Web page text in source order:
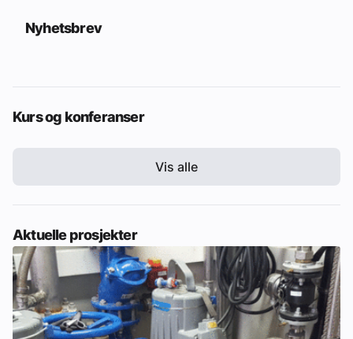
Nyhetsbrev
Kurs og konferanser
Vis alle
Aktuelle prosjekter